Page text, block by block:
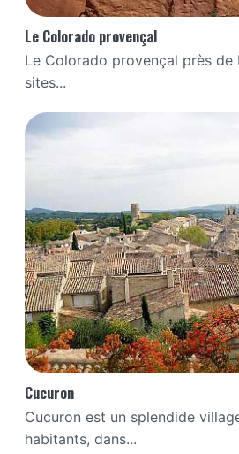
Le Colorado provençal
Le Colorado provençal près de
sites...
Cucuron
Cucuron est un splendide
habitants, dans...